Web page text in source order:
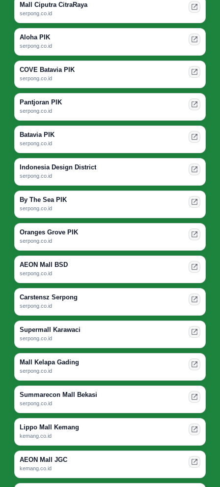
Mall Ciputra CitraRaya
serpong.co.id
Aloha PIK
serpong.co.id
COVE Batavia PIK
serpong.co.id
Pantjoran PIK
serpong.co.id
Batavia PIK
serpong.co.id
Indonesia Design District
serpong.co.id
By The Sea PIK
serpong.co.id
Oranges Grove PIK
serpong.co.id
AEON Mall BSD
serpong.co.id
Carstensz Serpong
serpong.co.id
Supermall Karawaci
serpong.co.id
Mall Kelapa Gading
serpong.co.id
Summarecon Mall Bekasi
serpong.co.id
Lippo Mall Kemang
kemang.co.id
AEON Mall JGC
kemang.co.id